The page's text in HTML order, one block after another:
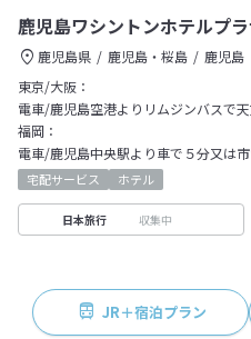
鹿児島ワシントンホテルプ
鹿児島県 鹿児島・桜島
鹿児島
東京/大阪：
電車/鹿児島空港よりリムジンバスで
福岡：
電車/鹿児島中央駅より車で５分又は
宅配サービス ホテル
日本旅行 収集中
JR＋宿泊プラン